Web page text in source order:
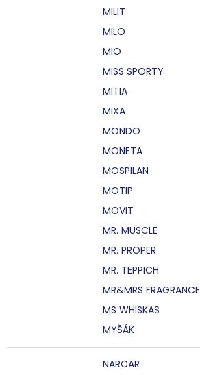
MILIT
MILO
MIO
MISS SPORTY
MITIA
MIXA
MONDO
MONETA
MOSPILAN
MOTIP
MOVIT
MR. MUSCLE
MR. PROPER
MR. TEPPICH
MR&MRS FRAGRANCE
MS WHISKAS
MYŠÁK
NARCAR